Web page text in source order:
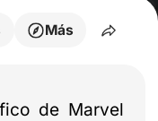
Más
de Marvel